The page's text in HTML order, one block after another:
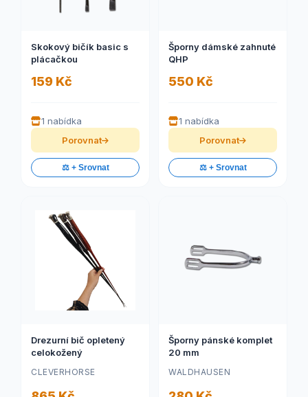
Skokový bičík basic s
plácačkou
159 Kč
1 nabídka
Porovnat
⚖️ + Srovnat
Šporny dámské zahnuté
QHP
550 Kč
1 nabídka
Porovnat
⚖️ + Srovnat
Drezurní bič opletený
celokožený
CLEVERHORSE
Šporny pánské komplet
20 mm
WALDHAUSEN